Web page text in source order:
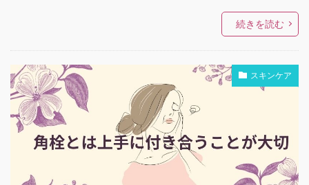
続きを読む
スキンケア